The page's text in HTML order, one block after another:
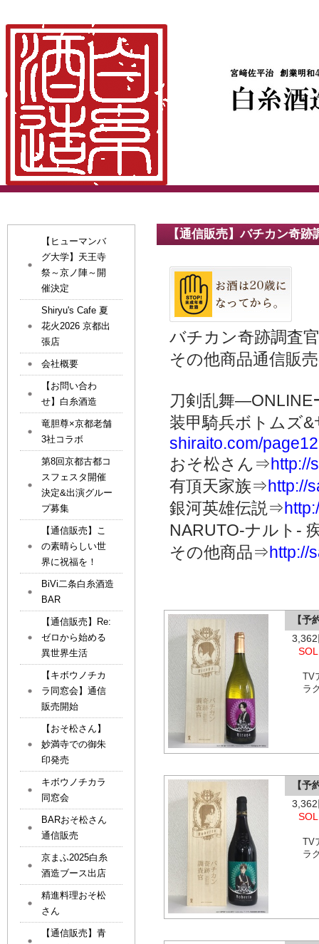
【通信販売】バチカン奇跡
バチカン奇跡調査
その他商品通信販
刀剣乱舞
装甲騎兵ボトムズ
shiraito.com/
おそ松さん⇒http://
有頂天家族⇒http://
銀河英雄伝説⇒
NARUTO-ナルト-
その他商品⇒http://
【
ラ
【
ラ
【ヒューマンバ
グ大学】天王寺
祭～京ノ陣～開
催決定
Shiryu's Cafe 夏
花火2026 京都出
張店
会社概要
【お問い合わ
せ】白糸酒造
竜胆尊×京都老舗
3社コラボ
第8回京都古都コ
スフェスタ開催
決定&出演グルー
プ募集
【通信販売】こ
の素晴らしい世
界に祝福を！
BiVi二条白糸酒造
BAR
【通信販売】Re:
ゼロから始める
異世界生活
【キボウノチカ
ラ同窓会】通信
販売開始
【おそ松さん】
妙満寺での御朱
印発売
キボウノチカラ
同窓会
BARおそ松さん
通信販売
京まふ2025白糸
酒造ブース出店
精進料理おそ松
さん
【通信販売】青